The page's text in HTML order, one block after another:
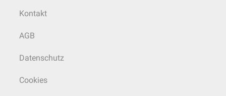
Kontakt
AGB
Datenschutz
Cookies